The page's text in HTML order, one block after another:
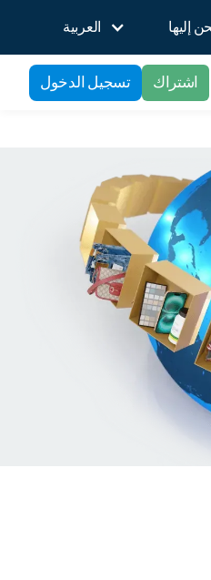
إليها العربية
اشتراك تسجيل الدخول